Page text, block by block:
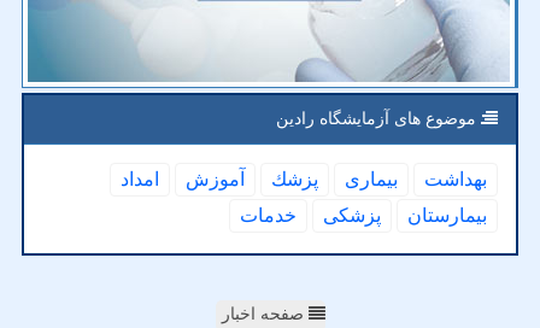
موضوع های آزمایشگاه رادین
بهداشت بیماری پزشك آموزش
امداد
بیمارستان
پزشكی خدمات
صفحه اخبار